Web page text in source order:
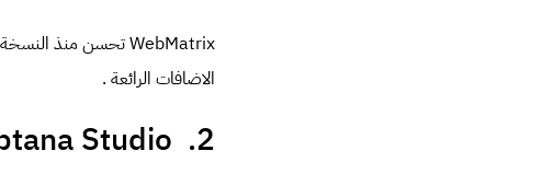
الاضافات الرائعة .
2. Aptana Studio